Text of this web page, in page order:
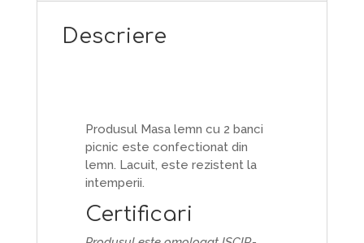
Descriere
Produsul Masa lemn cu 2 banci
picnic este confectionat din
lemn. Lacuit, este rezistent la
intemperii.
Certificari